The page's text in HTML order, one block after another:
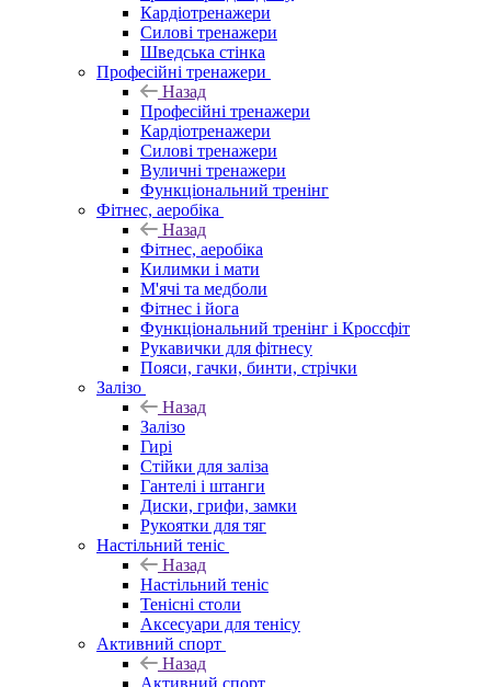
Кардіотренажери
Силові тренажери
Шведська стінка
Професійні тренажери
Назад
Професійні тренажери
Кардіотренажери
Силові тренажери
Вуличні тренажери
Функціональний тренінг
Фітнес, аеробіка
Назад
Фітнес, аеробіка
Килимки і мати
М'ячі та медболи
Фітнес і йога
Функціональний тренінг і Кроссфіт
Рукавички для фітнесу
Пояси, гачки, бинти, стрічки
Залізо
Назад
Залізо
Гирі
Стійки для заліза
Гантелі і штанги
Диски, грифи, замки
Рукоятки для тяг
Настільний теніс
Назад
Настільний теніс
Тенісні столи
Аксесуари для тенісу
Активний спорт
Назад
Активний спорт